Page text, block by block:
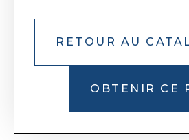
RETOUR AU
OBTENIR CE